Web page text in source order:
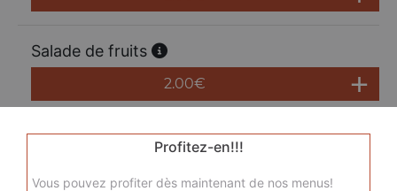
Salade de fruits
2.00€
Tarte au citron Profitez-en!!!
Vous pouvez profiter dès maintenant de nos menus!